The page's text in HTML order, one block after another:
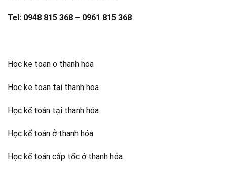
Tel: 0948 815 368 – 0961 815 368
Hoc ke toan o thanh hoa
Hoc ke toan tai thanh hoa
Học kế toán tại thanh hóa
Học kế toán ở thanh hóa
Học kế toán cấp tốc ở thanh hóa